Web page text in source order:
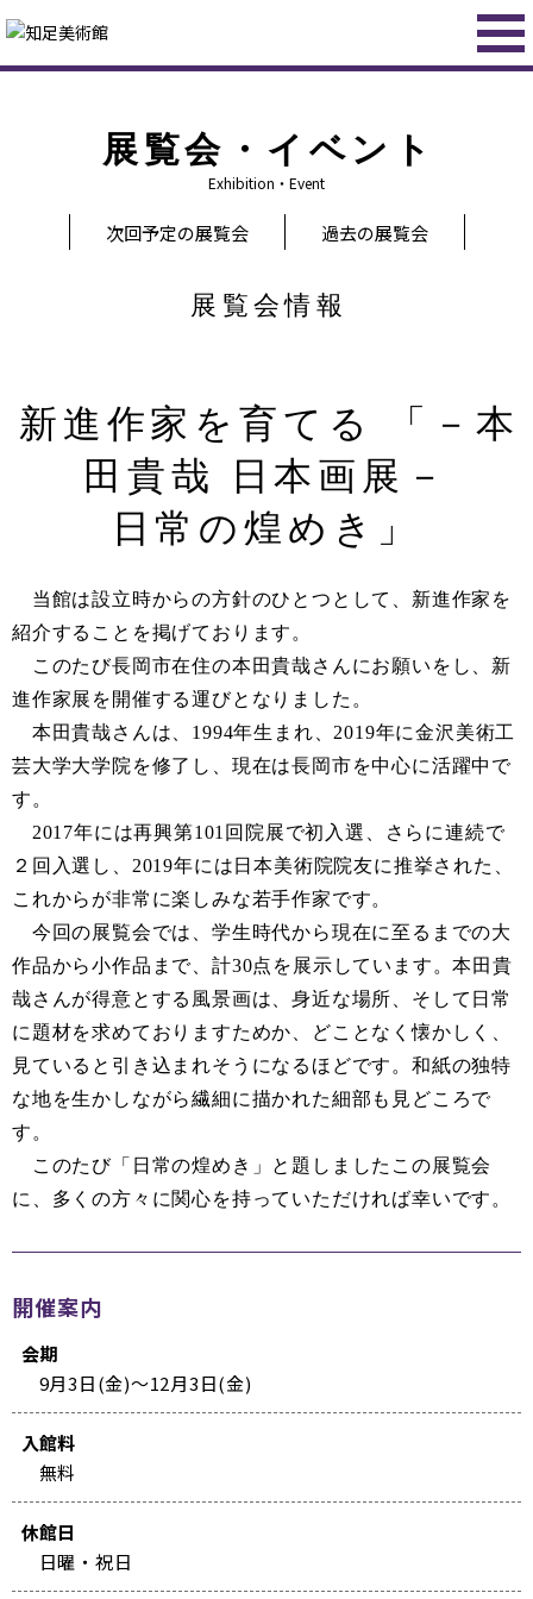
展覧会・イベント
Exhibition・Event
次回予定の展覧会 過去の展覧会
展覧会情報
新進作家を育てる 「－本
田貴哉 日本画展－
日常の煌めき」
当館は設立時からの方針のひとつとして、新進作家を
紹介することを掲げております。
このたび長岡市在住の本田貴哉さんにお願いをし、新
進作家展を開催する運びとなりました。
本田貴哉さんは、1994年生まれ、2019年に金沢美術工
芸大学大学院を修了し、現在は長岡市を中心に活躍中で
す。
2017年には再興第101回院展で初入選、さらに連続で
２回入選し、2019年には日本美術院院友に推挙された、
これからが非常に楽しみな若手作家です。
今回の展覧会では、学生時代から現在に至るまでの大
作品から小作品まで、計30点を展示しています。本田貴
哉さんが得意とする風景画は、身近な場所、そして日常
に題材を求めておりますためか、どことなく懐かしく、
見ていると引き込まれそうになるほどです。和紙の独特
な地を生かしながら繊細に描かれた細部も見どころで
す。
このたび「日常の煌めき」と題しましたこの展覧会
に、多くの方々に関心を持っていただければ幸いです。
開催案内
会期
9月3日(金)～12月3日(金)
入館料
無料
休館日
日曜・祝日